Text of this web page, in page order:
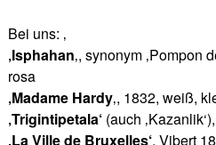
Bei uns: ‚
‚Isphahan‚, synonym ‚Pompon
rosa
‚Madame Hardy‚, 1832, weiß,
‚Trigintipetala‘(auch
‚La Ville de Bruxelles‘, Vibert